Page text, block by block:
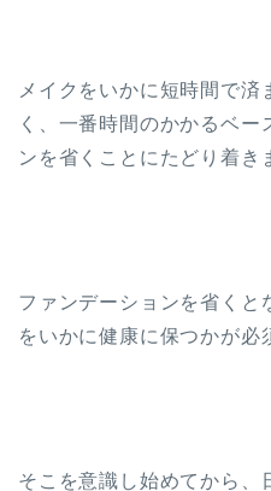
メイクをいかに短時間で
く、一番時間のかかるベー
ンを省くことにたどり着き
ファンデーションを省くと
をいかに健康に保つかが必
そこを意識し始めてから、